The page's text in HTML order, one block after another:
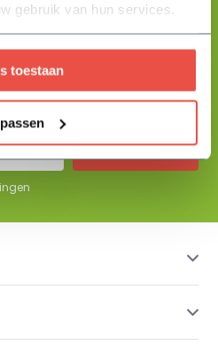
gebruik van hun services.
toestaan
per mail